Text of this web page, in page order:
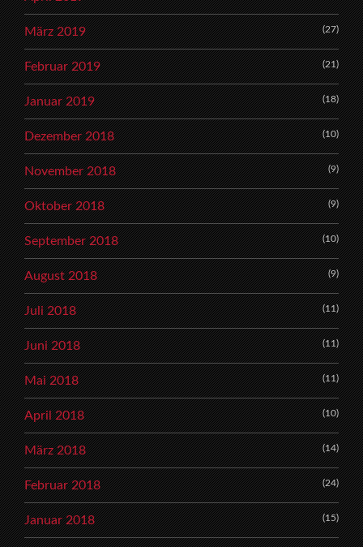
März 2019 (27)
Februar 2019 (21)
Januar 2019 (18)
Dezember 2018 (10)
November 2018 (9)
Oktober 2018 (9)
September 2018 (10)
August 2018 (9)
Juli 2018 (11)
Juni 2018 (11)
Mai 2018 (11)
April 2018 (10)
März 2018 (14)
Februar 2018 (24)
Januar 2018 (15)